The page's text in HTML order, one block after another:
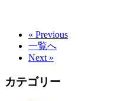
« Previous
一覧へ
Next »
カテゴリー